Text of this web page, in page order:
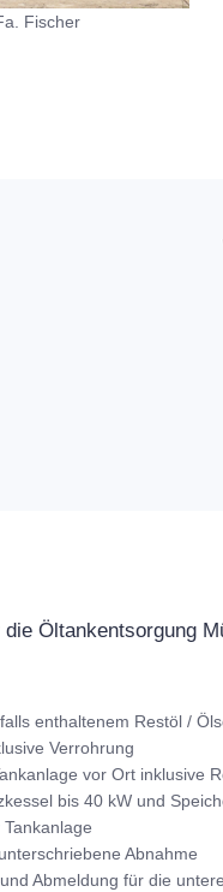
Fischer
Öltankentsorgung
enthaltenem Restöl /
Verrohrung
vor Ort inklusive
bis 40 kW und
Abnahme
Abmeldung für die